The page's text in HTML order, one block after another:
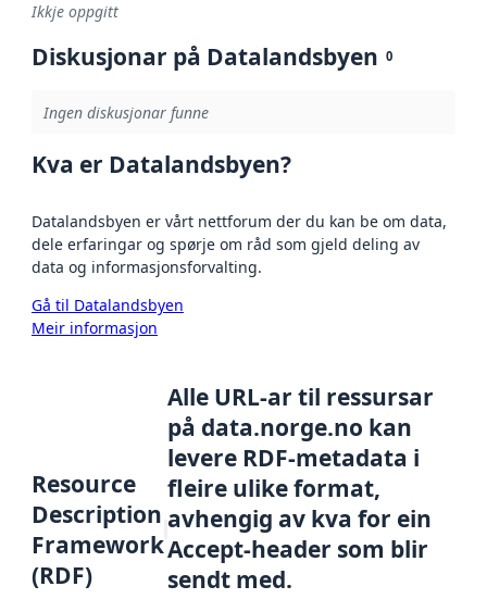
Ikkje oppgitt
Diskusjonar på Datalandsbyen 0
Ingen diskusjonar funne
Kva er Datalandsbyen?
Datalandsbyen er vårt nettforum der du kan be om data,
dele erfaringar og spørje om råd som gjeld deling av
data og informasjonsforvalting.
Gå til Datalandsbyen
Meir informasjon
Resource
Description
Framework
(RDF)
Alle URL-ar til ressursar
på data.norge.no kan
levere RDF-metadata i
fleire ulike format,
avhengig av kva for ein
Accept-header som blir
sendt med.